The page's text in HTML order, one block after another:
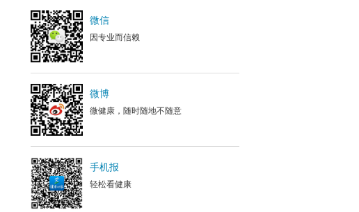
微信
因专业而信赖
微博
微健康，随时随地不随意
手机报
轻松看健康